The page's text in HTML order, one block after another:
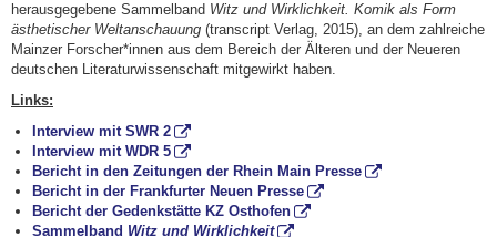
herausgegebene Sammelband Witz und Wirklichkeit. Komik als Form
ästhetischer Weltanschauung (transcript Verlag, 2015), an dem zahlreiche
Mainzer Forscher*innen aus dem Bereich der Älteren und der Neueren
deutschen Literaturwissenschaft mitgewirkt haben.
Links:
Interview mit SWR 2
Interview mit WDR 5
Bericht in den Zeitungen der Rhein Main Presse
Bericht in der Frankfurter Neuen Presse
Bericht der Gedenkstätte KZ Osthofen
Sammelband Witz und Wirklichkeit